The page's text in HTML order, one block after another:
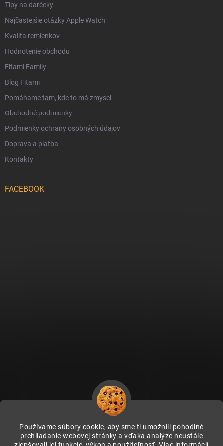
Používame súbory cookie, aby sme ti umožnili pohodlné
prehliadanie webovej stránky a vďaka analýze neustále
Tipy na darčeky
Najčastejšie otázky Apple Watch
Kvalita remienkov
Hodnotenie obchodu
Fitami Family
Blog Fitami
Pomáhame tam, kde to má zmysel
Obchodné podmienky
Podmienky ochrany osobných údajov
Doprava a platba
Kontakty
FACEBOOK